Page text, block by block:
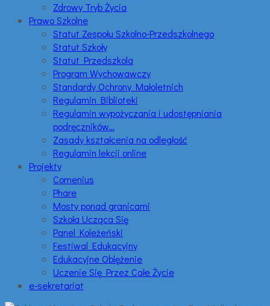
Zdrowy Tryb Życia
Prawo Szkolne
Statut Zespołu Szkolno-Przedszkolnego
Statut Szkoły
Statut Przedszkola
Program Wychowawczy
Standardy Ochrony Małoletnich
Regulamin Biblioteki
Regulamin wypożyczania i udostępniania
podręczników…
Zasady kształcenia na odległość
Regulamin lekcji online
Projekty
Comenius
Phare
Mosty ponad granicami
Szkoła Ucząca Się
Panel Koleżeński
Festiwal Edukacyjny
Edukacyjne Oblężenie
Uczenie Się Przez Całe Życie
e-sekretariat